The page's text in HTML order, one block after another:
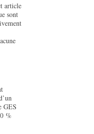
article
sont
GES
%